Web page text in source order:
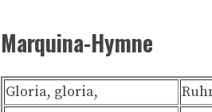
Marquina-Hymne
Gloria, gloria,